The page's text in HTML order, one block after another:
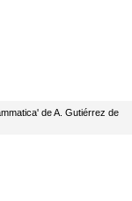
de A. Gutiérrez de